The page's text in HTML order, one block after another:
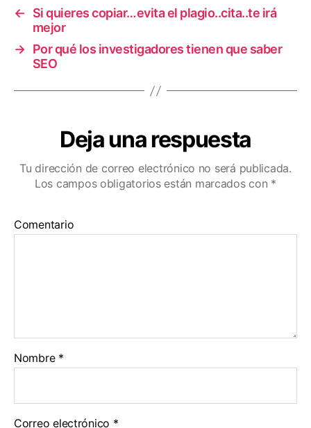
←
Si quieres copiar…evita el plagio..cita..te irá
mejor
→ Por qué los investigadores tienen que saber
SEO
Deja una respuesta
Tu dirección de correo electrónico no será publicada.
Los campos obligatorios están marcados con *
Comentario
Nombre *
Correo electrónico *